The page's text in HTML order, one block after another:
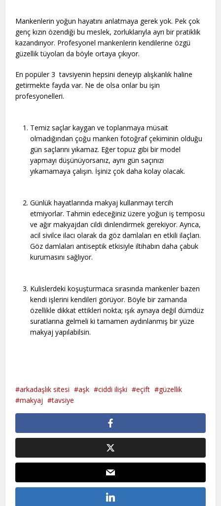
Mankenlerin yoğun hayatını anlatmaya gerek yok. Pek çok
genç kızın özendiği bu meslek, zorluklarıyla ayrı bir pratiklik
kazandırıyor. Profesyonel mankenlerin kendilerine özgü
güzellik tüyoları da böyle ortaya çıkıyor.
En popüler 3 tavsiyenin hepsini deneyip alışkanlık haline
getirmekte fayda var. Ne de olsa onlar bu işin
profesyonelleri.
Temiz saçlar kaygan ve toplanmaya müsait
olmadığından çoğu manken fotoğraf çekiminin olduğu
gün saçlarını yıkamaz. Eğer topuz gibi bir model
yapmayı düşünüyorsanız, aynı gün saçınızı
yıkamamaya çalışın. İşiniz çok daha kolay olacak.
Günlük hayatlarında makyaj kullanmayı tercih
etmiyorlar. Tahmin edeceğiniz üzere yoğun iş temposu
ve ağır makyajdan cildi dinlendirmek gerekiyor. Ayrıca,
acil sivilce ilacı olarak da göz damlaları en etkili ilaçları.
Göz damlaları antiseptik etkisiyle iltihabın daha çabuk
kurumasını sağlıyor.
Kulislerdeki koşuşturmaca sırasında mankenler bazen
kendi işlerini kendileri görüyor. Böyle bir zamanda
özellikle dikkat ettikleri nokta; ışık aynaya değil dümdüz
suratlarına gelmeli ki tamamen aydınlanmış bir yüze
makyaj yapılabilsin.
arkadaşlık sitesi aşk ciddi ilişki eçift
güzellik
makyaj
tavsiye